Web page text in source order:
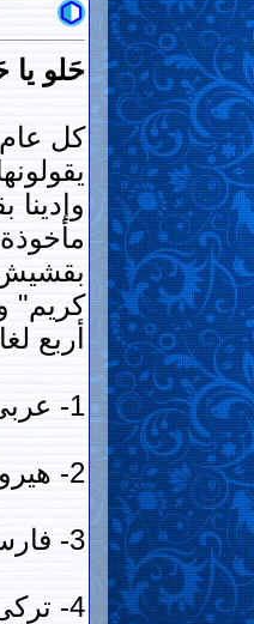
حَلو يا
كل عام
بقشيش
كريم"
أربع
1- عربي: مثل "رمضان" ، "كريم" ، "يا" الأولى والأخيرة التى للنداء ، "ما".
2- هيروغلي: مثل "حلو" ، "يا" الوسطى بمعنى (أو) ، وكذلك "نروح" ، "نجيش" ، "حل"
3- فارسى: "كيس" بمعنى (حافظة)
4- تركى: مثل "بقشيش" بمعنى (هبة ، عطية)